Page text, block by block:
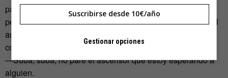
parte de una persona preocupada por la línea, sino de una
persona que no quería cruzar palabra con los vecinos en el
ascensor… Una estrategia como otra para rehuir al vecino,
como:
—Suba, suba, no pare el ascensor que estoy esperando a
alguien.
Suscribirse desde 10€/año
Gestionar opciones